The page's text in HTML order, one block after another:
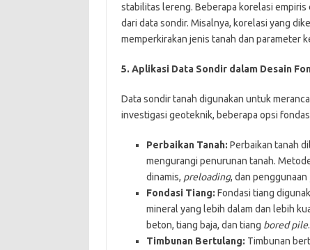
stabilitas lereng. Beberapa korelasi
dari data sondir. Misalnya, korelasi yang
memperkirakan jenis tanah dan parameter
5. Aplikasi Data Sondir dalam Desain
Data sondir tanah digunakan untuk
investigasi geoteknik, beberapa opsi
Perbaikan Tanah: Perbaikan tanah
mengurangi penurunan tanah.
dinamis, preloading, dan penggunaan
Fondasi Tiang: Fondasi tiang
mineral yang lebih dalam dan lebih
beton, tiang baja, dan tiang bored pile.
Timbunan Bertulang: Timbunan